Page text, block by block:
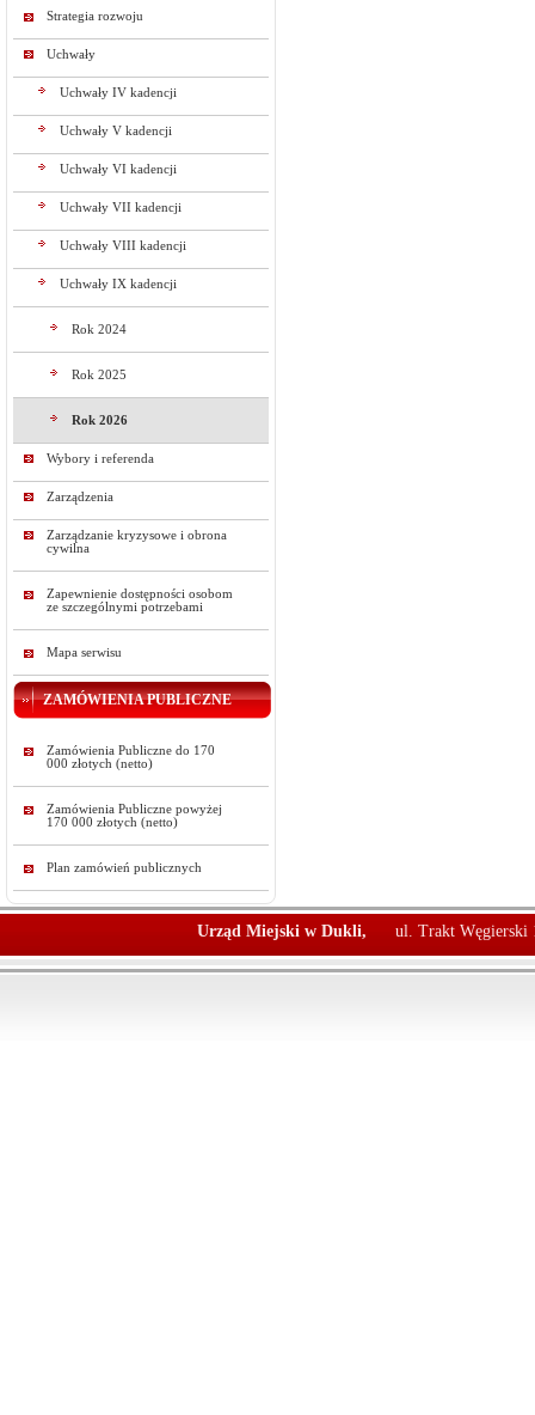
Strategia rozwoju
Uchwały
Uchwały IV kadencji
Uchwały V kadencji
Uchwały VI kadencji
Uchwały VII kadencji
Uchwały VIII kadencji
Uchwały IX kadencji
Rok 2024
Rok 2025
Rok 2026
Wybory i referenda
Zarządzenia
Zarządzanie kryzysowe i obrona
cywilna
Zapewnienie dostępności osobom
ze szczególnymi potrzebami
Mapa serwisu
ZAMÓWIENIA PUBLICZNE
Zamówienia Publiczne do 170
000 złotych (netto)
Zamówienia Publiczne powyżej
170 000 złotych (netto)
Plan zamówień publicznych
Urząd Miejski w Dukli, ul. Trakt Węgierski